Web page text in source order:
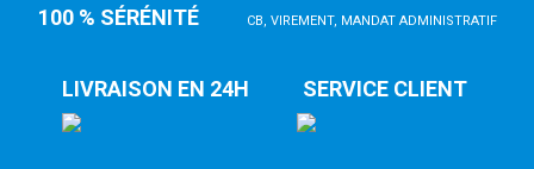
100 % SÉRÉNITÉ CB, VIREMENT, MANDAT ADMINISTRATIF
LIVRAISON EN 24H SERVICE CLIENT